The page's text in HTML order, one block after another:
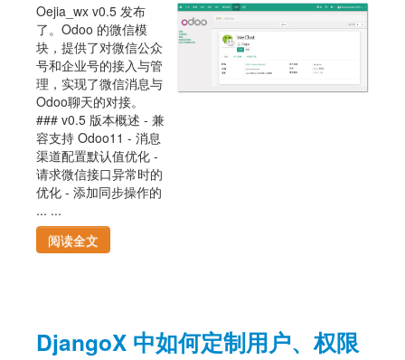
Oejia_wx v0.5 发布
了。Odoo 的微信模
块，提供了对微信公众
号和企业号的接入与管
理，实现了微信消息与
Odoo聊天的对接。
### v0.5 版本概述 - 兼
容支持 Odoo11 - 消息
渠道配置默认值优化 -
请求微信接口异常时的
优化 - 添加同步操作的
... ...
阅读全文
DjangoX 中如何定制用户、权限